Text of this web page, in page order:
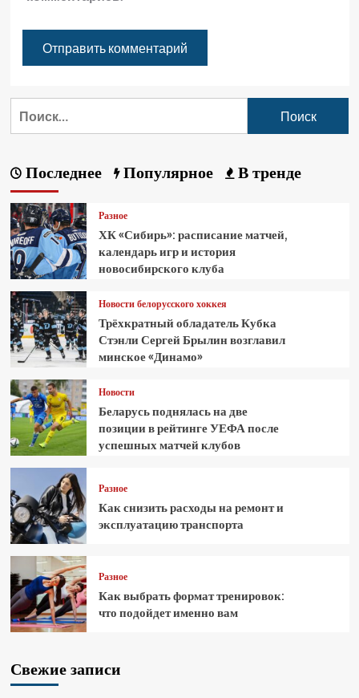
Последнее Популярное В тренде
Разное
ХК «Сибирь»: расписание матчей,
календарь игр и история
новосибирского клуба
Новости белорусского хоккея
Трёхкратный обладатель Кубка
Стэнли Сергей Брылин возглавил
минское «Динамо»
Новости
Беларусь поднялась на две
позиции в рейтинге УЕФА после
успешных матчей клубов
Разное
Как снизить расходы на ремонт и
эксплуатацию транспорта
Разное
Как выбрать формат тренировок:
что подойдет именно вам
Свежие записи